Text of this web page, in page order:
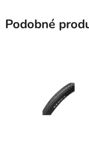
Podobné